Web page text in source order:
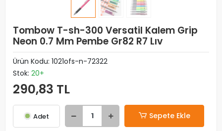
Tombow T-sh-300 Versatil Kalem Grip
Neon 0.7 Mm Pembe Gr82 R7 Lıv
Ürün Kodu: 1021ofs-n-72322
Stok: 20+
290,83 TL
Adet Sepete Ekle